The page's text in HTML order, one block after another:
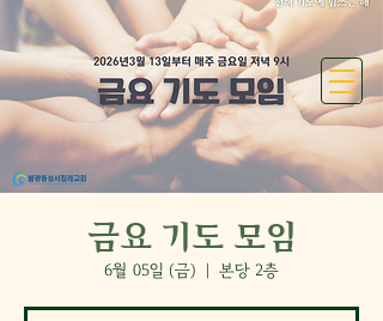
금요 기도 모임
6월 05일 (금) 본당 2층